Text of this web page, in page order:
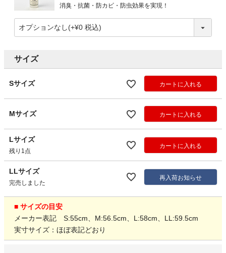
消臭・抗菌・防カビ・防虫効果を実現！
サイズ
Sサイズ カートに入れる
Mサイズ カートに入れる
Lサイズ
残り1点
カートに入れる
LLサイズ
完売しました
再入荷お知らせ
■ サイズの目安
メーカー表記 S:55cm、M:56.5cm、L:58cm、LL:59.5cm
実寸サイズ：ほぼ表記どおり